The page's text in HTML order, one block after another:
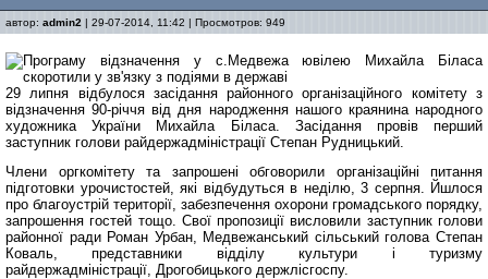
автор: admin2 | 29-07-2014, 11:42 | Просмотров: 949
29 липня відбулося засідання районного організаційного комітету з
відзначення 90-річчя від дня народження нашого краянина народного
художника України Михайла Біласа. Засідання провів перший
заступник голови райдержадміністрації Степан Рудницький.
Члени оргкомітету та запрошені обговорили організаційні питання
підготовки урочистостей, які відбудуться в неділю, 3 серпня. Йшлося
про благоустрій території, забезпечення охорони громадського порядку,
запрошення гостей тощо. Свої пропозиції висловили заступник голови
районної ради Роман Урбан, Медвежанський сільський голова Степан
Коваль, представники відділу культури і туризму
райдержадміністрації, Дрогобицького держлісгоспу.